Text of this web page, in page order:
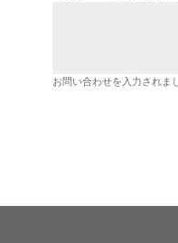
お問い合わせを入力されま